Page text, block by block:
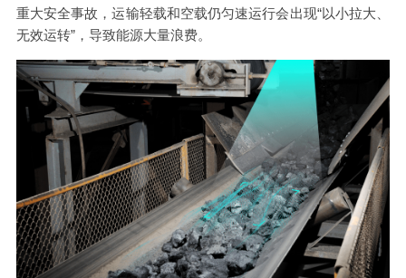
重大安全事故，运输轻载和空载仍匀速运行会出现“以小拉大、
无效运转”，导致能源大量浪费。